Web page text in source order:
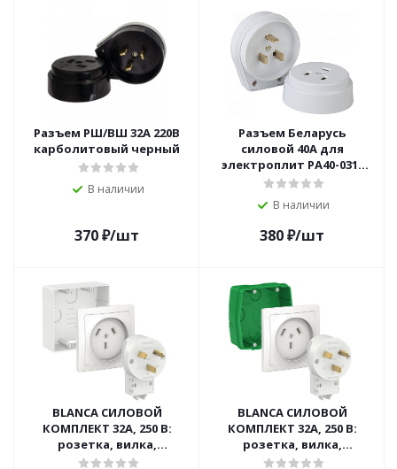
Разъем РШ/ВШ 32А 220В
карболитовый черный
В наличии
370₽/шт
Разъем Беларусь
силовой 40А для
электроплит РА40-031/
В40-031
В наличии
380₽/шт
BLANCA СИЛОВОЙ
КОМПЛЕКТ 32А, 250 В:
розетка, вилка,
подъемная коробка,
BLANCA СИЛОВОЙ
КОМПЛЕКТ 32А, 250 В:
розетка, вилка,
монтажная коробка,